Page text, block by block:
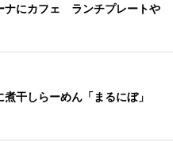
ナにカフェ ランチプレートや
煮干しらーめん「まるにぼ」